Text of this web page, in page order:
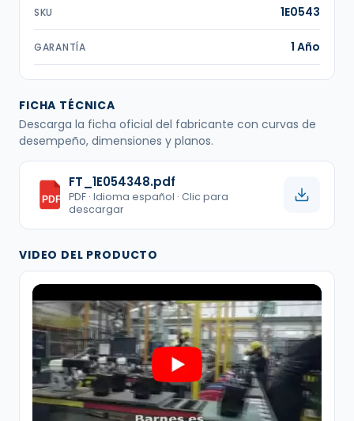
SKU 1E0543
GARANTÍA 1 Año
FICHA TÉCNICA
Descarga la ficha oficial del fabricante con curvas de
desempeño, dimensiones y planos.
PDF
FT_1E054348.pdf
PDF · Idioma español · Clic para
descargar
VIDEO DEL PRODUCTO